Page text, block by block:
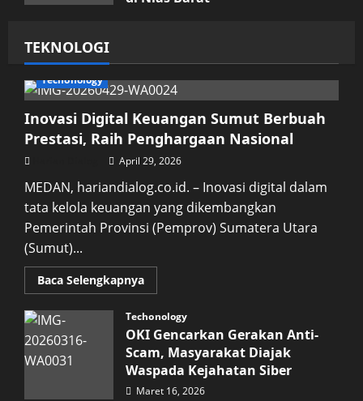
TEKNOLOGI
Techonology
Inovasi Digital Keuangan Sumut Berbuah
Prestasi, Raih Penghargaan Nasional
April 29, 2026
MEDAN, hariandialog.co.id. – Inovasi digital dalam
tata kelola keuangan yang dikembangkan
Pemerintah Provinsi (Pemprov) Sumatera Utara
(Sumut)...
Baca SelengkapnyaRead
more
Inovasi
Digital
Keuangan
Sumut
Berbuah
Prestasi,
Raih
Penghargaan
Techonology
OKI Gencarkan Gerakan Anti-
Scam, Masyarakat Diajak
Waspada Kejahatan Siber
Maret 16, 2026